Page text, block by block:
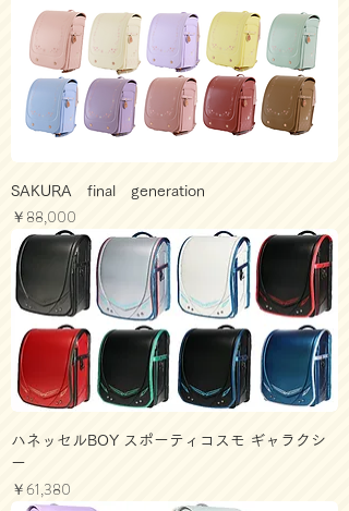
SAKURA final generation
価格
￥88,000
ハネッセルBOY スポーティコスモ ギャラクシ
ー
価格
￥61,380